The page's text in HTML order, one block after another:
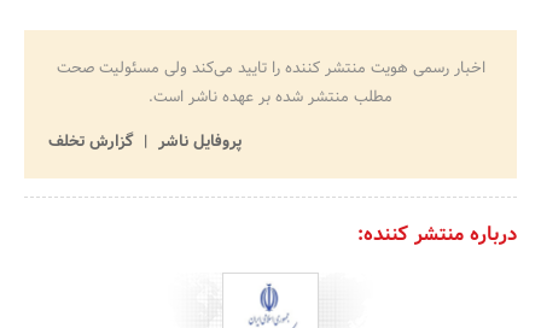
اخبار رسمی هویت منتشر کننده را تایید می‌کند ولی مسئولیت صحت
مطلب منتشر شده بر عهده ناشر است.
پروفایل ناشر
گزارش تخلف
درباره منتشر کننده: